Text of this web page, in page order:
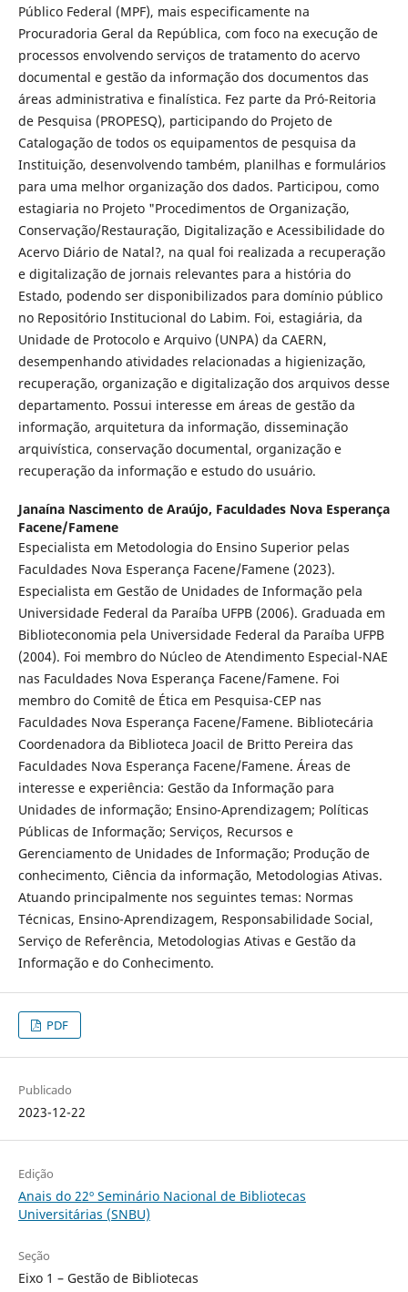
Público Federal (MPF), mais especificamente na
Procuradoria Geral da República, com foco na execução de
processos envolvendo serviços de tratamento do acervo
documental e gestão da informação dos documentos das
áreas administrativa e finalística. Fez parte da Pró-Reitoria
de Pesquisa (PROPESQ), participando do Projeto de
Catalogação de todos os equipamentos de pesquisa da
Instituição, desenvolvendo também, planilhas e formulários
para uma melhor organização dos dados. Participou, como
estagiaria no Projeto "Procedimentos de Organização,
Conservação/Restauração, Digitalização e Acessibilidade do
Acervo Diário de Natal?, na qual foi realizada a recuperação
e digitalização de jornais relevantes para a história do
Estado, podendo ser disponibilizados para domínio público
no Repositório Institucional do Labim. Foi, estagiária, da
Unidade de Protocolo e Arquivo (UNPA) da CAERN,
desempenhando atividades relacionadas a higienização,
recuperação, organização e digitalização dos arquivos desse
departamento. Possui interesse em áreas de gestão da
informação, arquitetura da informação, disseminação
arquivística, conservação documental, organização e
recuperação da informação e estudo do usuário.
Janaína Nascimento de Araújo, Faculdades Nova Esperança
Facene/Famene
Especialista em Metodologia do Ensino Superior pelas
Faculdades Nova Esperança Facene/Famene (2023).
Especialista em Gestão de Unidades de Informação pela
Universidade Federal da Paraíba UFPB (2006). Graduada em
Biblioteconomia pela Universidade Federal da Paraíba UFPB
(2004). Foi membro do Núcleo de Atendimento Especial-NAE
nas Faculdades Nova Esperança Facene/Famene. Foi
membro do Comitê de Ética em Pesquisa-CEP nas
Faculdades Nova Esperança Facene/Famene. Bibliotecária
Coordenadora da Biblioteca Joacil de Britto Pereira das
Faculdades Nova Esperança Facene/Famene. Áreas de
interesse e experiência: Gestão da Informação para
Unidades de informação; Ensino-Aprendizagem; Políticas
Públicas de Informação; Serviços, Recursos e
Gerenciamento de Unidades de Informação; Produção de
conhecimento, Ciência da informação, Metodologias Ativas.
Atuando principalmente nos seguintes temas: Normas
Técnicas, Ensino-Aprendizagem, Responsabilidade Social,
Serviço de Referência, Metodologias Ativas e Gestão da
Informação e do Conhecimento.
PDF
Publicado
2023-12-22
Edição
Anais do 22º Seminário Nacional de Bibliotecas
Universitárias (SNBU)
Seção
Eixo 1 – Gestão de Bibliotecas